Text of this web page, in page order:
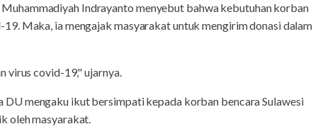
Indrayanto menyebut bahwa kebutuhan korban
Maka, ia mengajak masyarakat untuk mengirim donasi dalam
virus covid-19," ujarnya.
mengaku ikut bersimpati kepada korban bencara Sulawesi
oleh masyarakat.